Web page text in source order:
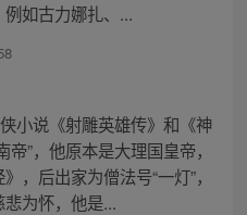
如古力娜扎、...
小说《射雕英雄传》和《神
”，他原本是大理国皇帝，
，后出家为僧法号“一灯”，
为怀，他是...